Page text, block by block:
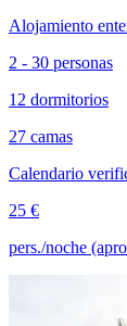
Alojamiento
2 - 30 personas
12 dormitorios
27 camas
Calendario
25 €
pers./noche